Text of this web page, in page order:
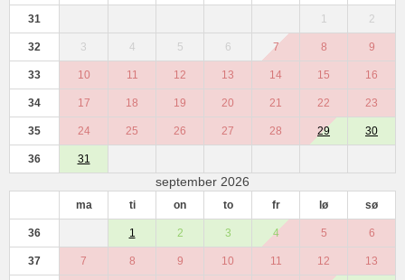
31 1 2
32 3 4 5 6 7 8 9
33 10 11 12 13 14 15 16
34 17 18 19 20 21 22 23
35 24 25 26 27 28 29 30
36 31
september 2026
ma ti on to fr lø sø
36 1 2 3 4 5 6
37 7 8 9 10 11 12 13